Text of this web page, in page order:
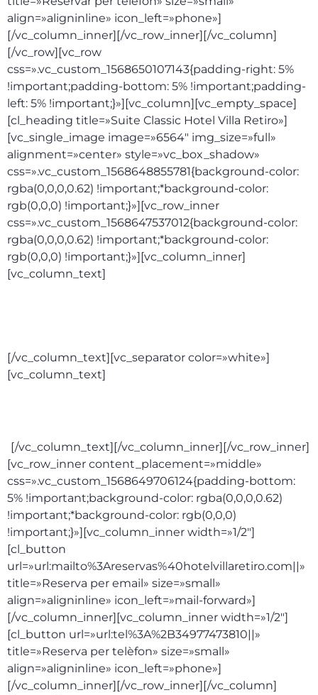
align=»aligninline» icon_left=»phone»]
[/vc_column_inner][/vc_row_inner][/vc_column]
[/vc_row][vc_row
css=».vc_custom_1568650107143{padding-right: 5%
!important;padding-bottom: 5% !important;padding-
left: 5% !important;}»][vc_column][vc_empty_space]
[cl_heading title=»Suite Classic Hotel Villa Retiro»]
[vc_single_image image=»6564″ img_size=»full»
alignment=»center» style=»vc_box_shadow»
css=».vc_custom_1568648855781{background-color:
rgba(0,0,0,0.62) !important;*background-color:
rgb(0,0,0) !important;}»][vc_row_inner
css=».vc_custom_1568647537012{background-color:
rgba(0,0,0,0.62) !important;*background-color:
rgb(0,0,0) !important;}»][vc_column_inner]
[vc_column_text]
[/vc_column_text][vc_separator color=»white»]
[vc_column_text]
[/vc_column_text][/vc_column_inner][/vc_row_inner]
[vc_row_inner content_placement=»middle»
css=».vc_custom_1568649706124{padding-bottom:
5% !important;background-color: rgba(0,0,0,0.62)
!important;*background-color: rgb(0,0,0)
!important;}»][vc_column_inner width=»1/2″]
[cl_button
url=»url:mailto%3Areservas%40hotelvillaretiro.com||»
title=»Reserva per email» size=»small»
align=»aligninline» icon_left=»mail-forward»]
[/vc_column_inner][vc_column_inner width=»1/2″]
[cl_button url=»url:tel%3A%2B34977473810||»
title=»Reserva per telèfon» size=»small»
align=»aligninline» icon_left=»phone»]
[/vc_column_inner][/vc_row_inner][/vc_column]